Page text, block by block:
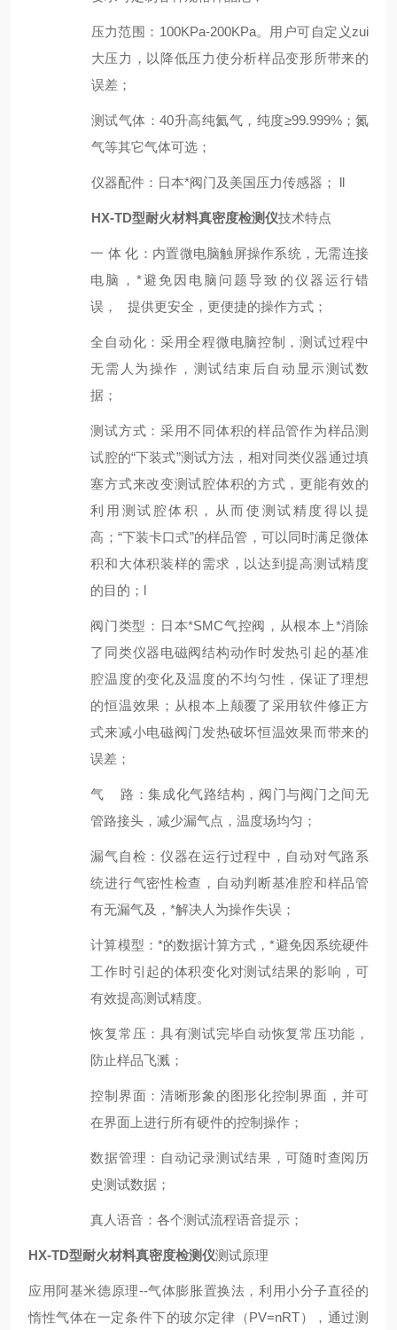
压力范围 ： 100KPa-200KPa。用户可自定义zui
大压力，以降低压力使分析样品变形所带来的
误差；
测试气体 ：40升高纯氦气，纯度≥99.999%；氮
气等其它气体可选；
仪器配件： 日本*阀门及美国压力传感器； ll
HX-TD型耐火材料真密度检测仪技术特点
一 体 化：内置微电脑触屏操作系统，无需连接
电脑，*避免因电脑问题导致的仪器运行错
误， 提供更安全，更便捷的操作方式；
全自动化：采用全程微电脑控制，测试过程中
无需人为操作，测试结束后自动显示测试数
据；
测试方式：采用不同体积的样品管作为样品测
试腔的“下装式”测试方法，相对同类仪器通过填
塞方式来改变测试腔体积的方式，更能有效的
利用测试腔体积，从而使测试精度得以提
高；“下装卡口式”的样品管，可以同时满足微体
积和大体积装样的需求，以达到提高测试精度
的目的；l
阀门类型：日本*SMC气控阀，从根本上*消除
了同类仪器电磁阀结构动作时发热引起的基准
腔温度的变化及温度的不均匀性，保证了理想
的恒温效果；从根本上颠覆了采用软件修正方
式来减小电磁阀门发热破坏恒温效果而带来的
误差；
气 路：集成化气路结构，阀门与阀门之间无
管路接头，减少漏气点，温度场均匀；
漏气自检：仪器在运行过程中，自动对气路系
统进行气密性检查，自动判断基准腔和样品管
有无漏气及，*解决人为操作失误；
计算模型：*的数据计算方式，*避免因系统硬件
工作时引起的体积变化对测试结果的影响，可
有效提高测试精度。
恢复常压：具有测试完毕自动恢复常压功能，
防止样品飞溅；
控制界面：清晰形象的图形化控制界面，并可
在界面上进行所有硬件的控制操作；
数据管理：自动记录测试结果，可随时查阅历
史测试数据；
真人语音：各个测试流程语音提示；
HX-TD型耐火材料真密度检测仪测试原理
应用阿基米德原理--气体膨胀置换法，利用小分子直径的
惰性气体在一定条件下的玻尔定律（PV=nRT），通过测